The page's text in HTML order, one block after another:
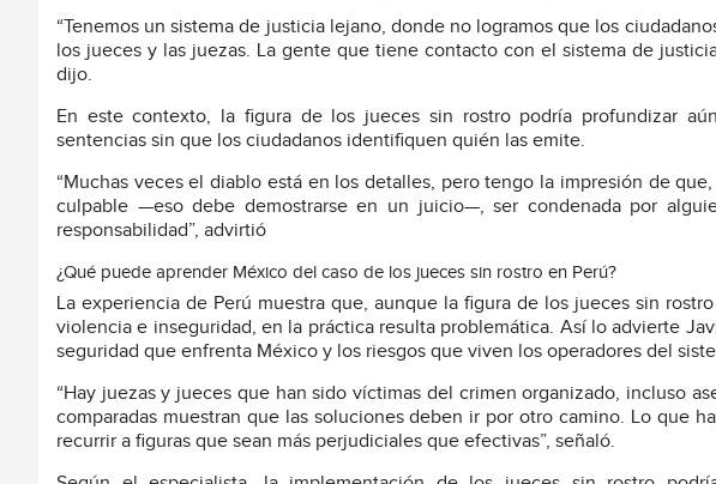
“Tenemos un sistema de justicia lejano, donde no logramos que los
los jueces y las juezas. La gente que tiene contacto con el sistema de
dijo.
En este contexto, la figura de los jueces sin rostro podría profundizar
sentencias sin que los ciudadanos identifiquen quién las emite.
“Muchas veces el diablo está en los detalles, pero tengo la impresión de
culpable —eso debe demostrarse en un juicio—, ser condenada por
responsabilidad”, advirtió
¿Qué puede aprender México del caso de los jueces sin rostro en Perú?
La experiencia de Perú muestra que, aunque la figura de los jueces sin
violencia e inseguridad, en la práctica resulta problemática. Así lo advierte
seguridad que enfrenta México y los riesgos que viven los operadores del
“Hay juezas y jueces que han sido víctimas del crimen organizado, incluso
comparadas muestran que las soluciones deben ir por otro camino. Lo que
recurrir a figuras que sean más perjudiciales que efectivas”, señaló.